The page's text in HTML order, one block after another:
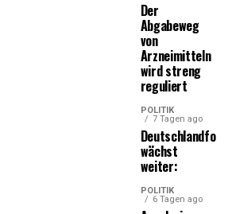
Der
Abgabeweg
von
Arzneimitteln
wird streng
reguliert
POLITIK
7 Tagen ago
Deutschlandfonds
wächst
weiter:
POLITIK
6 Tagen ago